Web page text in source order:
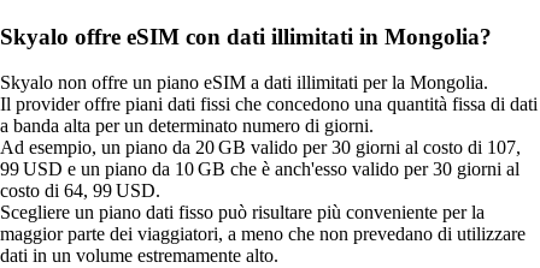
Skyalo offre eSIM con dati illimitati in Mongolia?
Skyalo non offre un piano eSIM a dati illimitati per la Mongolia.
Il provider offre piani dati fissi che concedono una quantità fissa di dati
a banda alta per un determinato numero di giorni.
Ad esempio, un piano da 20 GB valido per 30 giorni al costo di 107,
99 USD e un piano da 10 GB che è anch'esso valido per 30 giorni al
costo di 64, 99 USD.
Scegliere un piano dati fisso può risultare più conveniente per la
maggior parte dei viaggiatori, a meno che non prevedano di utilizzare
dati in un volume estremamente alto.